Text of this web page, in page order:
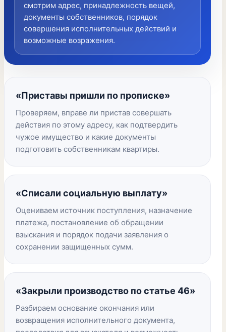
смотрим адрес, принадлежность вещей,
документы собственников, порядок
совершения исполнительных действий и
возможные возражения.
«Приставы пришли по прописке»
Проверяем, вправе ли пристав совершать
действия по этому адресу, как подтвердить
чужое имущество и какие документы
подготовить собственникам квартиры.
«Списали социальную выплату»
Оцениваем источник поступления, назначение
платежа, постановление об обращении
взыскания и порядок подачи заявления о
сохранении защищенных сумм.
«Закрыли производство по статье 46»
Разбираем основание окончания или
возвращения исполнительного документа,